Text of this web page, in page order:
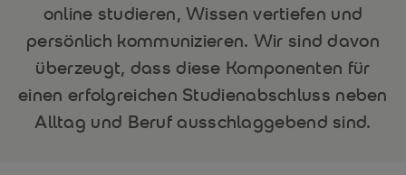
online studieren, Wissen vertiefen und
persönlich kommunizieren. Wir sind davon
überzeugt, dass diese Komponenten für
einen erfolgreichen Studienabschluss neben
Alltag und Beruf ausschlaggebend sind.